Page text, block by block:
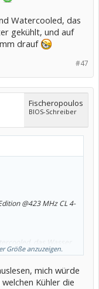
Watercooled, das
gekühlt, und auf
drauf
#47
Fischeropoulos
BIOS-Schreiber
@423 MHz CL 4-
das Wasser
den Radis sind 8x
Größe anzuzeigen.
mich würde
Kühler die